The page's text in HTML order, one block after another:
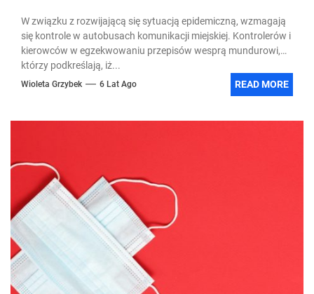
W związku z rozwijającą się sytuacją epidemiczną, wzmagają
się kontrole w autobusach komunikacji miejskiej. Kontrolerów i
kierowców w egzekwowaniu przepisów wesprą mundurowi,
którzy podkreślają, iż...
Wioleta Grzybek 6 Lat Ago READ MORE